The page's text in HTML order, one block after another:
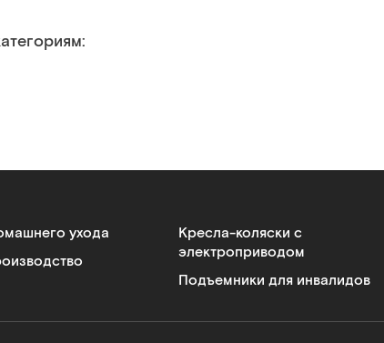
ухода
Кресла-коляски с
электроприводом
Подъемники для инвалидов